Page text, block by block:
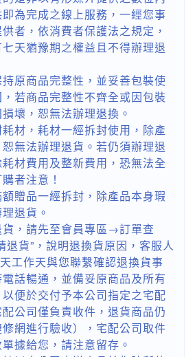
為完成之線上服務，一經您事
者，依消費者保護法之規定，
天猶豫期之權益且不得辦理退
原商品完整性，並妥善包裝使
若商品完整性不齊全或因包裝
壞，恕無法辦理退換。
材，耗材一經拆封使用，除產
無法辦理退貨。若仍須辦理退
材費用及整新費用，恐無法全
者注意！
贈品一經拆封，除產品本身瑕
退貨。
，請先至會員專區→訂單查
退貨”，說明退換貨原因，客服人
工作天與您聯繫確認退換貨事
話暢通，並備妥原商品及所有
便於交付予本公司指定之宅配
公司僅負責收件，退貨商品仍
網進行驗收），宅配公司取件
據給您，請注意留存。